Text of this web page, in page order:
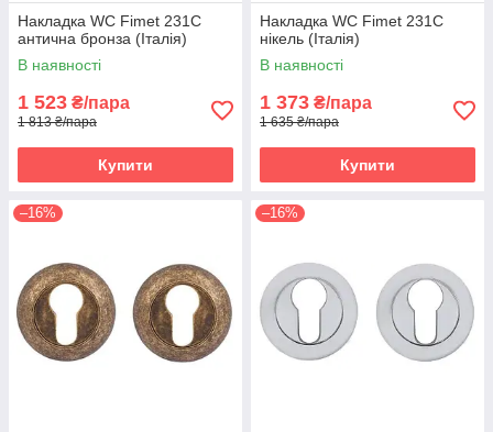
Накладка WC Fimet 231C
антична бронза (Італія)
В наявності
1 523 ₴/пара
1 813 ₴/пара
Купити
Накладка WC Fimet 231C
нікель (Італія)
В наявності
1 373 ₴/пара
1 635 ₴/пара
Купити
–16% –16%